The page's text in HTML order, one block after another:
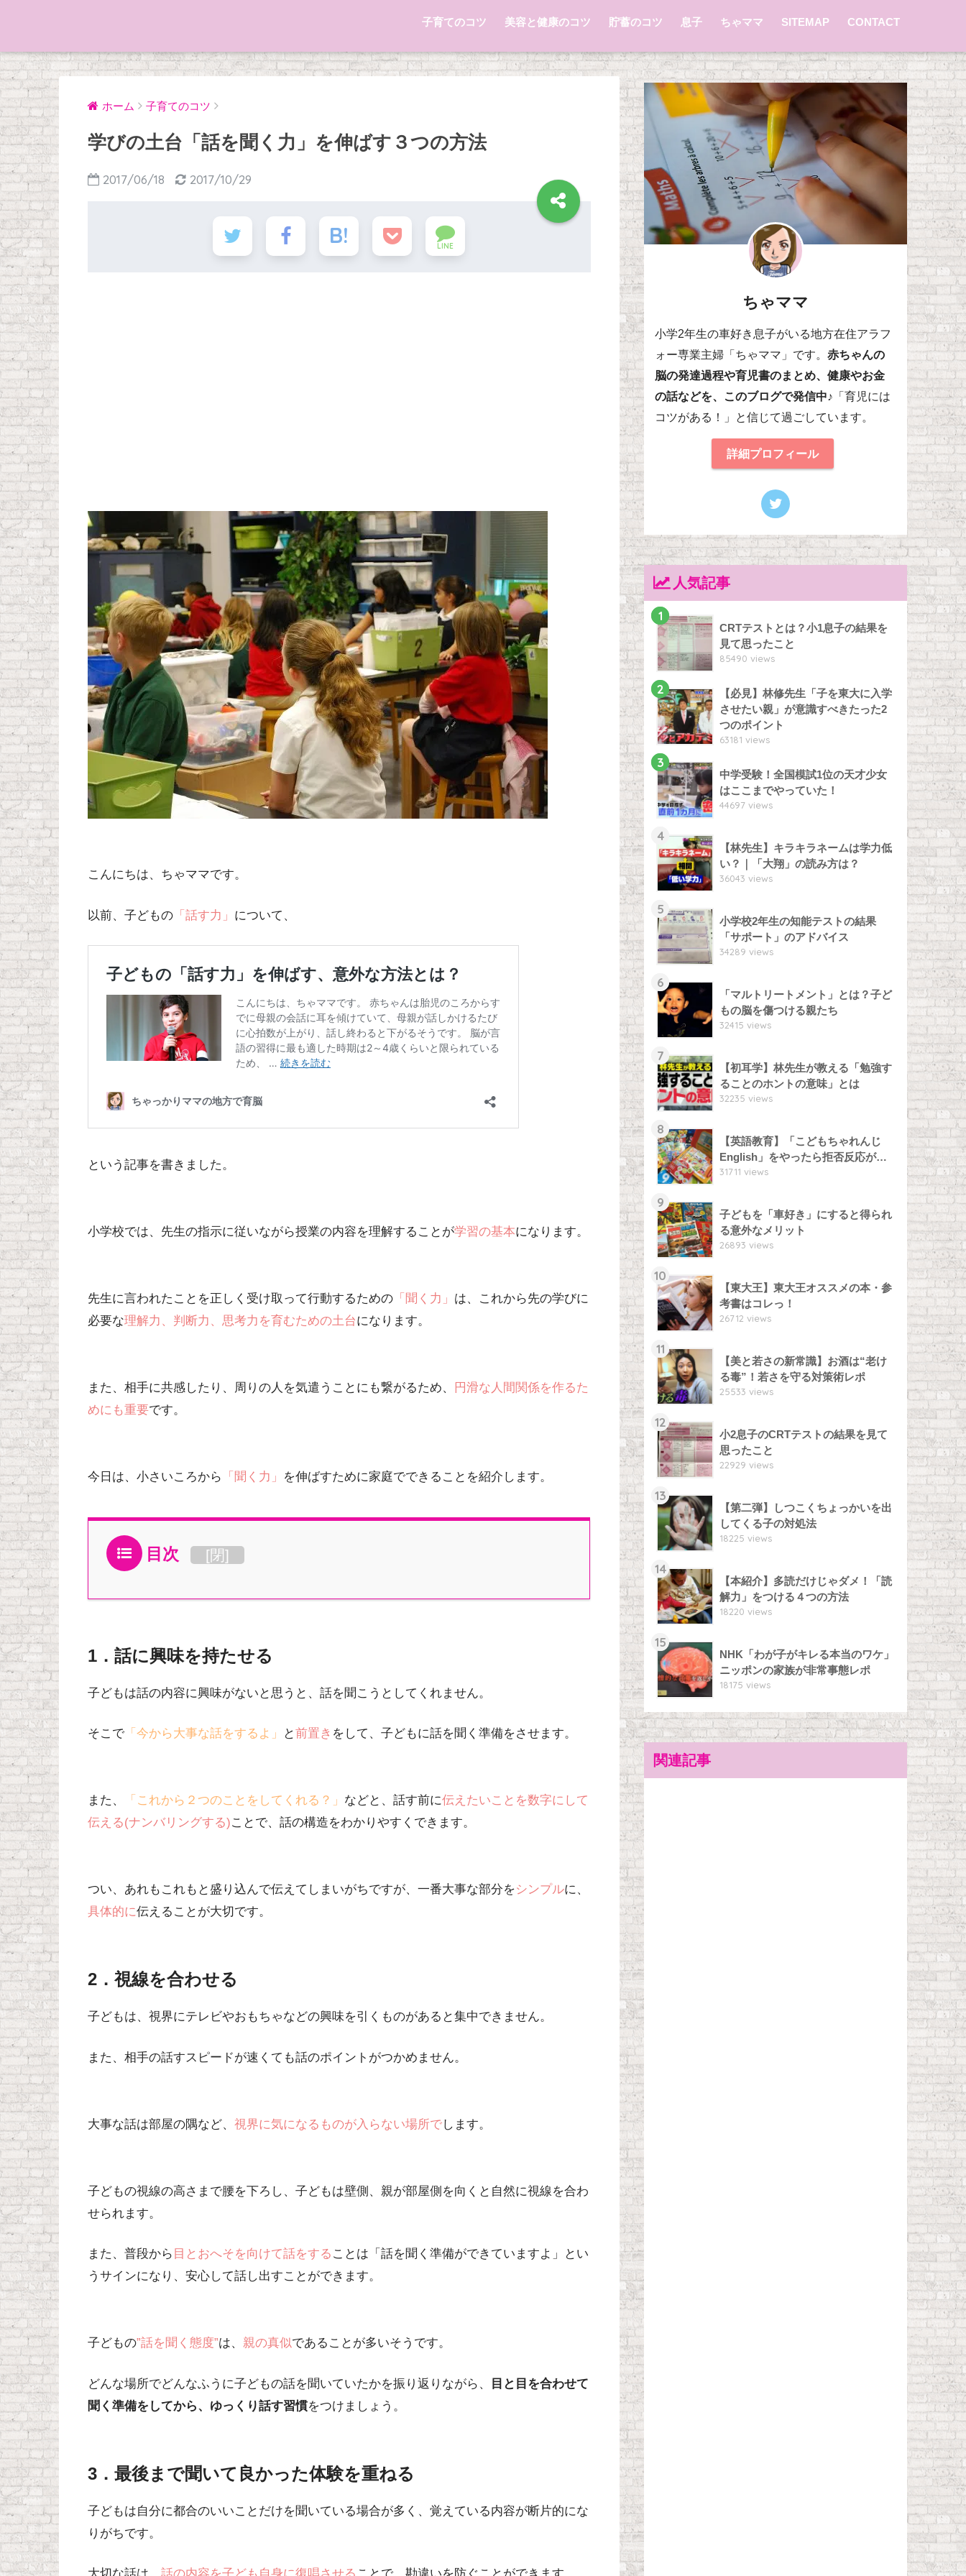
子育てのコツ 美容と健康のコツ 貯蓄のコツ 息子 ちゃママ SITEMAP CONTACT
ホーム 子育てのコツ
学びの土台「話を聞く力」を伸ばす３つの方法
2017/06/18 2017/10/29
LINE
こんにちは、ちゃママです。
以前、子どもの 「話す力」 について、
という記事を書きました。
小学校では、 先生の指示に従いながら授業の内容を理解することが学習の基本になります。
先生に言われたことを正しく受け取って行動するための 「聞く力」 は、これから先の学びに
必要な理解力、判断力、思考力を育むための土台になります。
また、相手に共感したり、周りの人を気遣うことにも繋がるため、
円滑な人間関係を作るた
めにも重要です。
今日は、小さいころから 「聞く力」 を伸ばすために家庭でできることを紹介します。
目次 [閉]
1．話に興味を持たせる
子どもは話の内容に興味がないと思うと、話を聞こうとしてくれません。
そこで 「今から大事な話をするよ」 と前置き をして、子どもに話を聞く準備をさせます。
また、 「これから２つのことをしてくれる？」 などと、話す前に伝えたいことを数字にして
伝える(ナンバリングする)ことで、話の構造をわかりやすくできます。
つい、あれもこれもと盛り込んで伝えてしまいがちですが、 一番大事な部分をシンプルに、
具体的に伝えることが大切 です。
2．視線を合わせる
子どもは、視界にテレビやおもちゃなどの興味を引くものがあると集中できません。
また、相手の話すスピードが速くても話のポイントがつかめません。
大事な話は部屋の隅など、 視界に気になるものが入らない場所でします。
子どもの視線の高さまで腰を下ろし、子どもは壁側、親が部屋側を向くと自然に視線を合わ
せられます。
また、普段から 目とおへそを向けて話をする ことは 「話を聞く準備ができていますよ」とい
うサインになり、安心して話し出すことができます。
子どもの”話を聞く態度”は、 親の真似であることが多いそうです。
どんな場所でどんなふうに子どもの話を聞いていたかを振り返りながら、
目と目を合わせて
聞く準備をしてから、ゆっくり話す習慣をつけましょう。
3．最後まで聞いて良かった体験を重ねる
子どもは自分に都合のいいことだけを聞いている場合が多く、覚えている内容が断片的にな
りがちです。
ちゃママ
小学2年生の車好き息子がいる地方在住アラフ
ォー専業主婦「ちゃママ」です。赤ちゃんの
脳の発達過程や育児書のまとめ、健康やお金
の話などを、このブログで発信中♪ 「育児には
コツがある！」と信じて過ごしています。
詳細プロフィール
人気記事
1
CRTテストとは？小1息子の結果を
見て思ったこと
85490 views
2
【必見】林修先生「子を東大に入学
させたい親」が意識すべきたった2
つのポイント
63181 views
3
中学受験！全国模試1位の天才少女
はここまでやっていた！
44697 views
4
【林先生】キラキラネームは学力低
い？｜「大翔」の読み方は？
36043 views
5
小学校2年生の知能テストの結果
「サポート」のアドバイス
34289 views
6
「マルトリートメント」とは？子ど
もの脳を傷つける親たち
32415 views
7
【初耳学】林先生が教える「勉強す
ることのホントの意味」とは
32235 views
8
【英語教育】「こどもちゃれんじ
English」をやったら拒否反応が…
31711 views
9
子どもを「車好き」にすると得られ
る意外なメリット
26893 views
10
【東大王】東大王オススメの本・参
考書はコレっ！
26712 views
11
【美と若さの新常識】お酒は“老け
る毒”！若さを守る対策術レポ
25533 views
12
小2息子のCRTテストの結果を見て
思ったこと
22929 views
13
【第二弾】しつこくちょっかいを出
してくる子の対処法
18225 views
14
【本紹介】多読だけじゃダメ！「読
解力」をつける４つの方法
18220 views
15
NHK「わが子がキレる本当のワケ」
ニッポンの家族が非常事態レポ
18175 views
関連記事